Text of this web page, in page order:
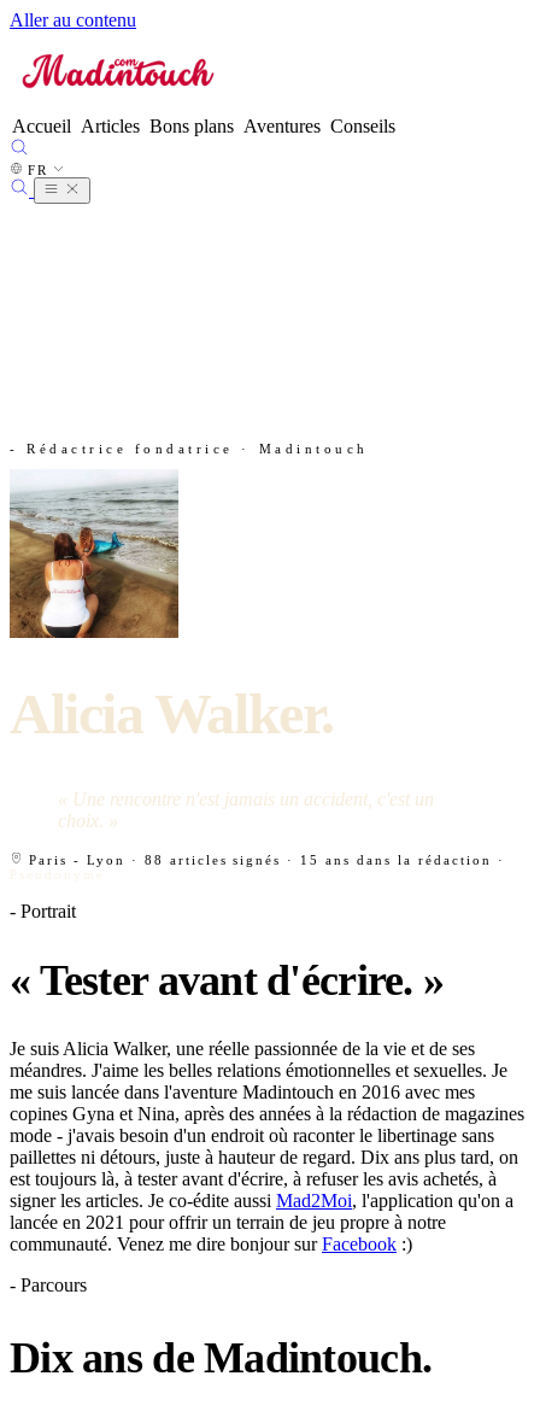
Aller au contenu
Accueil Articles Bons plans Aventures Conseils
FR
EN
ES
IT
PT
- Rédactrice fondatrice · Madintouch
Alicia Walker.
« Une rencontre n'est jamais un accident, c'est un
choix. »
Paris - Lyon · 88 articles signés · 15 ans dans la rédaction
·
- Portrait
« Tester avant d'écrire. »
Je suis Alicia Walker, une réelle passionnée de la vie et de ses
méandres. J'aime les belles relations émotionnelles et sexuelles. Je
me suis lancée dans l'aventure Madintouch en 2016 avec mes
copines Gyna et Nina, après des années à la rédaction de magazines
mode - j'avais besoin d'un endroit où raconter le libertinage sans
paillettes ni détours, juste à hauteur de regard. Dix ans plus tard, on
est toujours là, à tester avant d'écrire, à refuser les avis achetés, à
signer les articles. Je co-édite aussi Mad2Moi, l'application qu'on a
lancée en 2021 pour offrir un terrain de jeu propre à notre
communauté. Venez me dire bonjour surFacebook :)
- Parcours
Dix ans de Madintouch.